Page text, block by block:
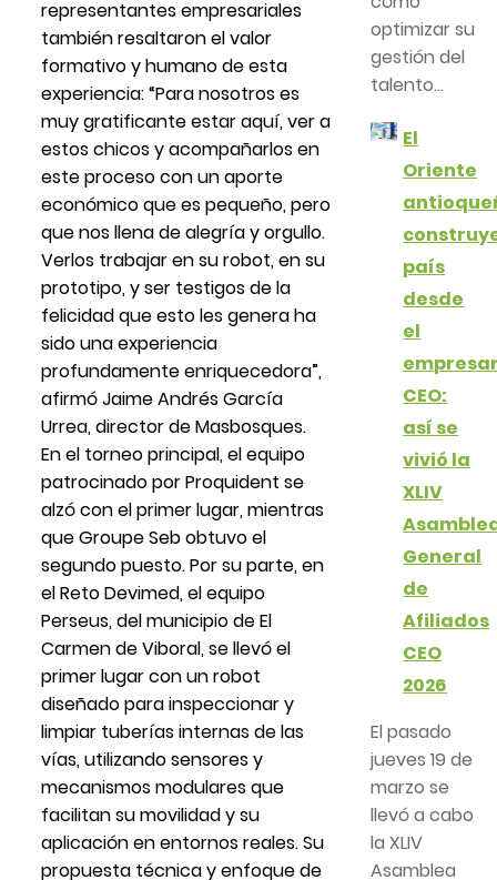
representantes empresariales
también resaltaron el valor
formativo y humano de esta
experiencia: “Para nosotros es
muy gratificante estar aquí, ver a
estos chicos y acompañarlos en
este proceso con un aporte
económico que es pequeño, pero
que nos llena de alegría y orgullo.
Verlos trabajar en su robot, en su
prototipo, y ser testigos de la
felicidad que esto les genera ha
sido una experiencia
profundamente enriquecedora”,
afirmó Jaime Andrés García
Urrea, director de Masbosques.
En el torneo principal, el equipo
patrocinado por Proquident se
alzó con el primer lugar, mientras
que Groupe Seb obtuvo el
segundo puesto. Por su parte, en
el Reto Devimed, el equipo
Perseus, del municipio de El
Carmen de Viboral, se llevó el
primer lugar con un robot
diseñado para inspeccionar y
limpiar tuberías internas de las
vías, utilizando sensores y
mecanismos modulares que
facilitan su movilidad y su
aplicación en entornos reales. Su
propuesta técnica y enfoque de
optimizar su
gestión del
talento...
El
Oriente
país
desde
el
CEO:
así se
vivió la
XLIV
General
de
Afiliados
CEO
2026
El pasado
jueves 19 de
marzo se
llevó a cabo
la XLIV
Asamblea